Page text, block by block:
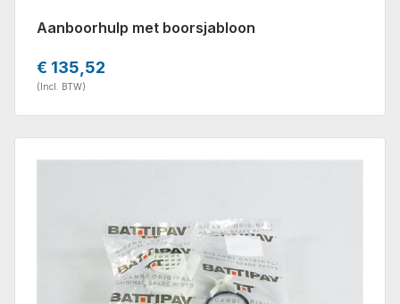
Aanboorhulp met boorsjabloon
€ 135,52
(Incl. BTW)